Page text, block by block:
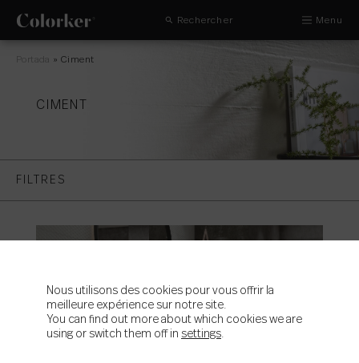
Rechercher Menu
Portada »Ciment
CIMENT
FILTRES
Nous utilisons des cookies pour vous offrir la
meilleure expérience sur notre site.
You can find out more about which cookies we are
using or switch them off in settings.